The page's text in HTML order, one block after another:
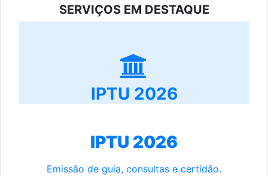
SERVIÇOS EM DESTAQUE
IPTU 2026
IPTU 2026
Emissão de guia, consultas e certidão.